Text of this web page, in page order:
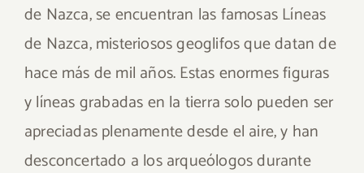
de Nazca, se encuentran las famosas Líneas
de Nazca, misteriosos geoglifos que datan de
hace más de mil años. Estas enormes figuras
y líneas grabadas en la tierra solo pueden ser
apreciadas plenamente desde el aire, y han
desconcertado a los arqueólogos durante